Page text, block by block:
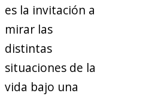
es la invitación a
mirar las
distintas
situaciones de la
vida bajo una